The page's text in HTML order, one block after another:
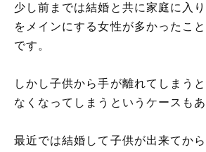
少し前までは結婚と共に家庭に入
をメインにする女性が多かったこ
です。
しかし子供から手が離れてしまうと
なくなってしまうというケースもあ
最近では結婚して子供が出来てか